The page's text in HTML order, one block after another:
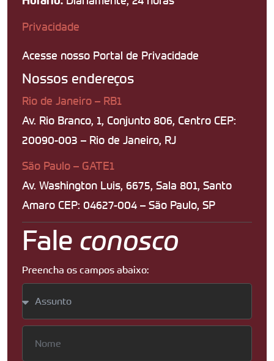
Privacidade
Acesse nosso Portal de Privacidade
Nossos endereços
Rio de Janeiro – RB1
Av. Rio Branco, 1, Conjunto 806, Centro CEP:
20090-003 – Rio de Janeiro, RJ
São Paulo – GATE1
Av. Washington Luis, 6675, Sala 801, Santo
Amaro CEP: 04627-004 – São Paulo, SP
Fale conosco
Preencha os campos abaixo: